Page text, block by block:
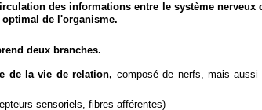
des informations entre le système
de l'organisme.
deux branches.
de la vie de relation, composé de nerfs, mais aussi
sensoriels, fibres afférentes)